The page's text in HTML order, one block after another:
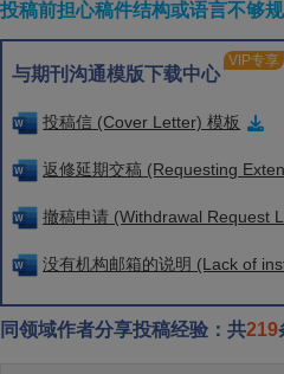
投稿前担心稿件结构或语言不够
与期刊沟通模版下载中心
VIP专享
投稿信 (Cover Letter) 模板
返修延期交稿 (Requesting
撤稿申请 (Withdrawal Request
没有机构邮箱的说明 (Lack of
同领域作者分享投稿经验：共219